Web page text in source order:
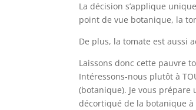
La décision s’applique
point de vue botanique, la
De plus, la tomate est aussi
Laissons donc cette pauvre
Intéressons-nous plutôt à
(botanique). Je vous
décortiqué de la botanique